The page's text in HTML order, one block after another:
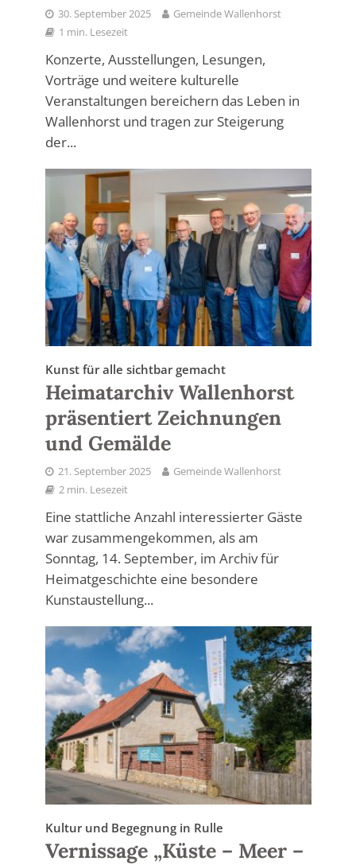
30. September 2025
Gemeinde Wallenhorst
1 min. Lesezeit
Konzerte, Ausstellungen, Lesungen,
Vorträge und weitere kulturelle
Veranstaltungen bereichern das Leben in
Wallenhorst und tragen zur Steigerung
der...
Kunst für alle sichtbar gemacht
Heimatarchiv Wallenhorst
präsentiert Zeichnungen
und Gemälde
21. September 2025
Gemeinde Wallenhorst
2 min. Lesezeit
Eine stattliche Anzahl interessierter Gäste
war zusammengekommen, als am
Sonntag, 14. September, im Archiv für
Heimatgeschichte eine besondere
Kunstaustellung...
Kultur und Begegnung in Rulle
Vernissage „Küste – Meer –